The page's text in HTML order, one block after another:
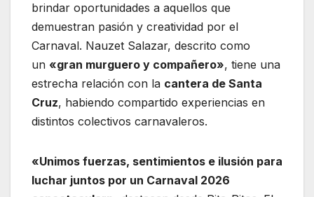
brindar oportunidades a aquellos que
demuestran pasión y creatividad por el
Carnaval. Nauzet Salazar, descrito como
un «gran murguero y compañero», tiene una
estrecha relación con la cantera de Santa
Cruz, habiendo compartido experiencias en
distintos colectivos carnavaleros.
«Unimos fuerzas, sentimientos e ilusión para
luchar juntos por un Carnaval 2026